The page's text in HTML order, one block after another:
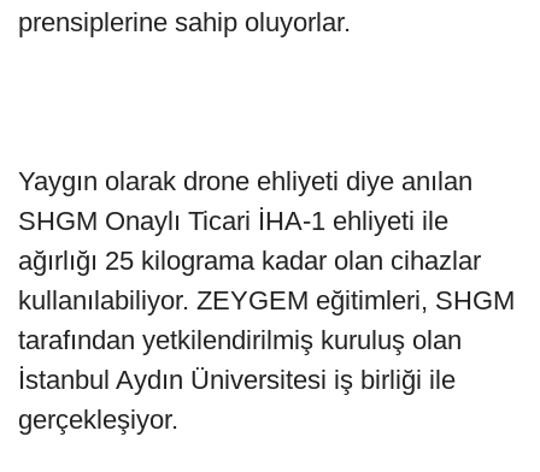
prensiplerine sahip oluyorlar.
Yaygın olarak drone ehliyeti diye anılan
SHGM Onaylı Ticari İHA-1 ehliyeti ile
ağırlığı 25 kilograma kadar olan cihazlar
kullanılabiliyor. ZEYGEM eğitimleri, SHGM
tarafından yetkilendirilmiş kuruluş olan
İstanbul Aydın Üniversitesi iş birliği ile
gerçekleşiyor.